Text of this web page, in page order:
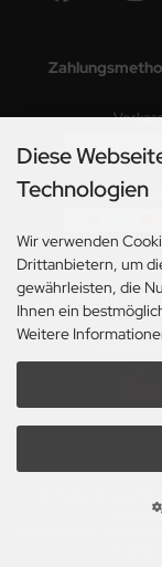
Diese
Technologien
Wir verwenden
Drittanbietern, um
gewährleisten, die
Ihnen ein
Weitere